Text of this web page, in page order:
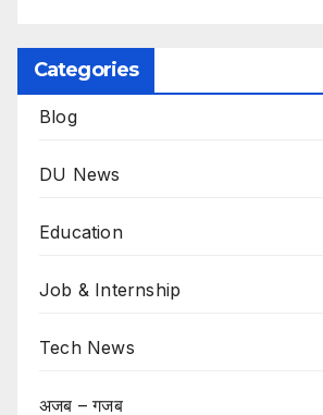
Categories
Blog
DU News
Education
Job & Internship
Tech News
अजब – गजब